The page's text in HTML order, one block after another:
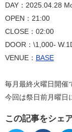
DAY：2025.04.28
OPEN：21:00
CLOSE：02:00
DOOR：\1,000-
VENUE： BASE
毎月最終火曜日開催
今回は祭日前月曜日
この記事をシェ